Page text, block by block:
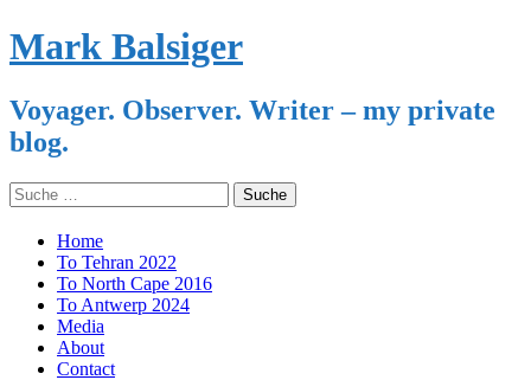
Mark Balsiger
Voyager. Observer. Writer – my private
blog.
Search
for:
Skip
content
Home
To Tehran 2022
To North Cape 2016
To Antwerp 2024
Media
About
Contact